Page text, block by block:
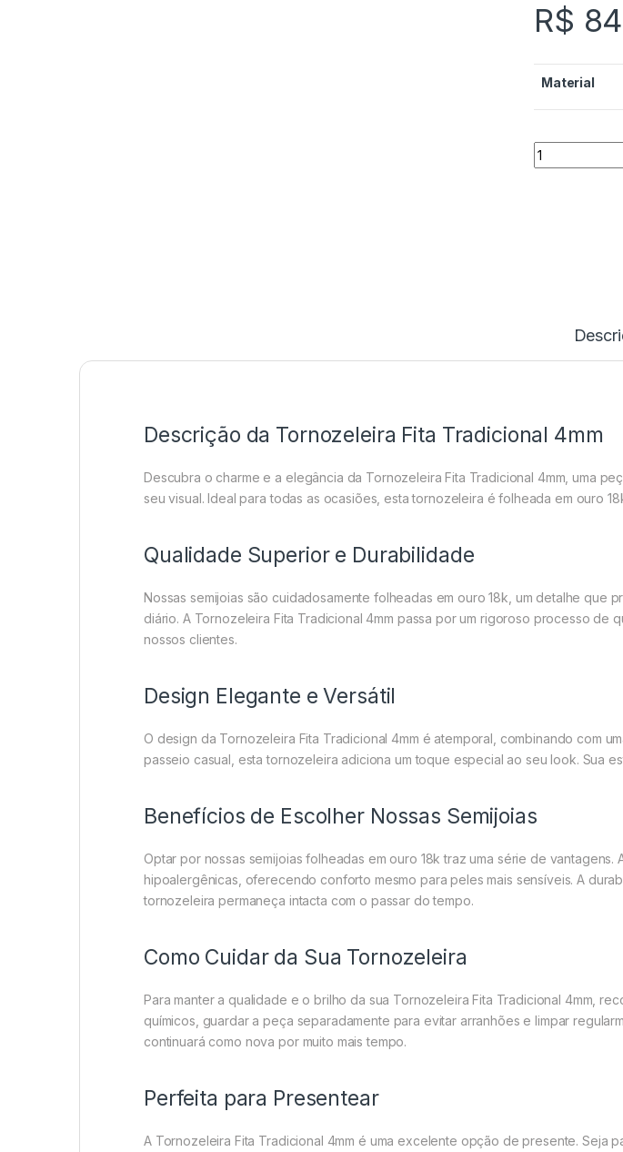
R$
Material
Descrição da Tornozeleira Fita Tradicional 4mm
Descubra o charme e a elegância da Tornozeleira Fita Tradicional 4mm, uma
seu visual. Ideal para todas as ocasiões, esta tornozeleira é folheada em ouro
Qualidade Superior e Durabilidade
Nossas semijoias são cuidadosamente folheadas em ouro 18k, um detalhe
diário. A Tornozeleira Fita Tradicional 4mm passa por um rigoroso processo
nossos clientes.
Design Elegante e Versátil
O design da Tornozeleira Fita Tradicional 4mm é atemporal, combinando com
passeio casual, esta tornozeleira adiciona um toque especial ao seu look. Sua
Benefícios de Escolher Nossas Semijoias
Optar por nossas semijoias folheadas em ouro 18k traz uma série de
hipoalergênicas, oferecendo conforto mesmo para peles mais sensíveis. A
tornozeleira permaneça intacta com o passar do tempo.
Como Cuidar da Sua Tornozeleira
Para manter a qualidade e o brilho da sua Tornozeleira Fita Tradicional 4mm,
químicos, guardar a peça separadamente para evitar arranhões e limpar
continuará como nova por muito mais tempo.
Perfeita para Presentear
A Tornozeleira Fita Tradicional 4mm é uma excelente opção de presente. Seja